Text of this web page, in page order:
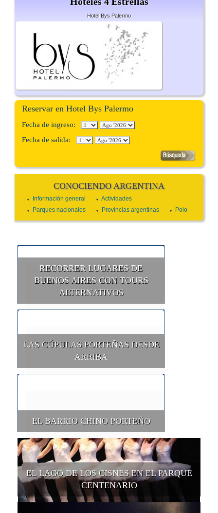
Hotel Bys Palermo
Reservar en Hotel Bys Palermo
Fecha de ingreso:
Fecha de salida:
CONOCIENDO ARGENTINA
Información general
Actividades
Parques nacionales
Provincias argentinas Polo
RECORRER LUGARES DE
BUENOS AIRES CON TOURS
ALTERNATIVOS
LAS CÚPULAS PORTEÑAS DESDE
ARRIBA
EL BARRIO CHINO PORTEÑO
EL LAGO DE LOS CISNES EN EL PARQUE
CENTENARIO